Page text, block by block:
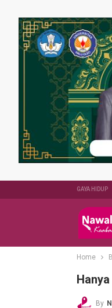
GAYA HIDUP
Home
By